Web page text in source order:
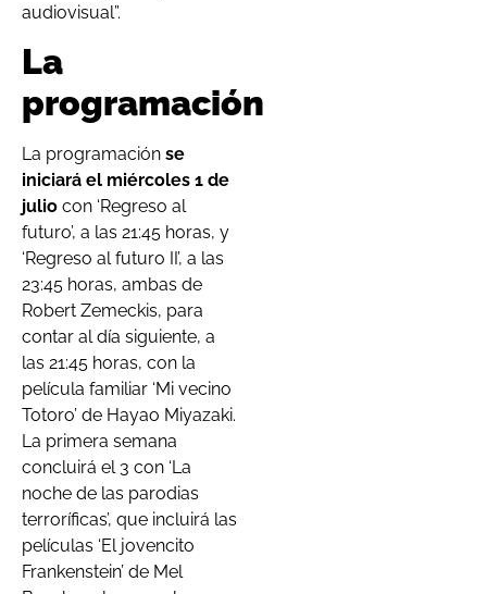
audiovisual”.
La
programación
La programación se
iniciará el miércoles 1 de
julio con ‘Regreso al
futuro’, a las 21:45 horas, y
‘Regreso al futuro II’, a las
23:45 horas, ambas de
Robert Zemeckis, para
contar al día siguiente, a
las 21:45 horas, con la
película familiar ‘Mi vecino
Totoro’ de Hayao Miyazaki.
La primera semana
concluirá el 3 con ‘La
noche de las parodias
terroríficas’, que incluirá las
películas ‘El jovencito
Frankenstein’ de Mel